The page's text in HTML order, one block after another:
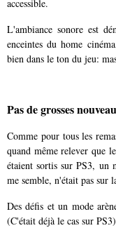
accessible.
L'ambiance sonore est
enceintes du home
bien dans le ton du jeu:
Pas de grosses
Comme pour tous les
quand même relever que
étaient sortis sur PS3,
me semble, n'était pas sur
Des défis et un mode
(C'était déjà le cas sur PS3)